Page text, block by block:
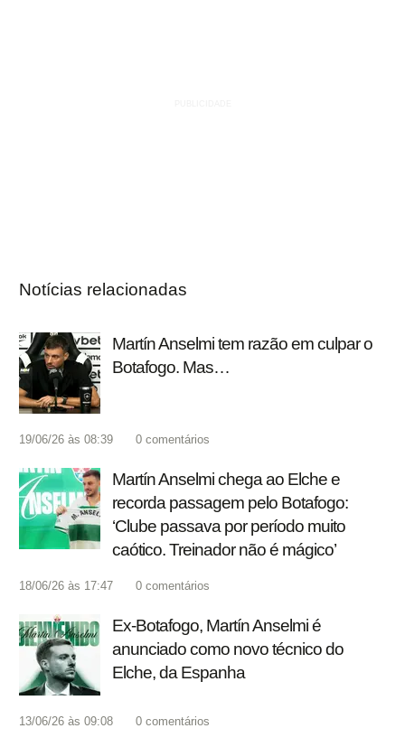
Notícias relacionadas
Martín Anselmi tem razão em culpar o
Botafogo. Mas…
19/06/26 às 08:39 0 comentários
Martín Anselmi chega ao Elche e
recorda passagem pelo Botafogo:
‘Clube passava por período muito
caótico. Treinador não é mágico’
18/06/26 às 17:47 0 comentários
Ex-Botafogo, Martín Anselmi é
anunciado como novo técnico do
Elche, da Espanha
13/06/26 às 09:08 0 comentários